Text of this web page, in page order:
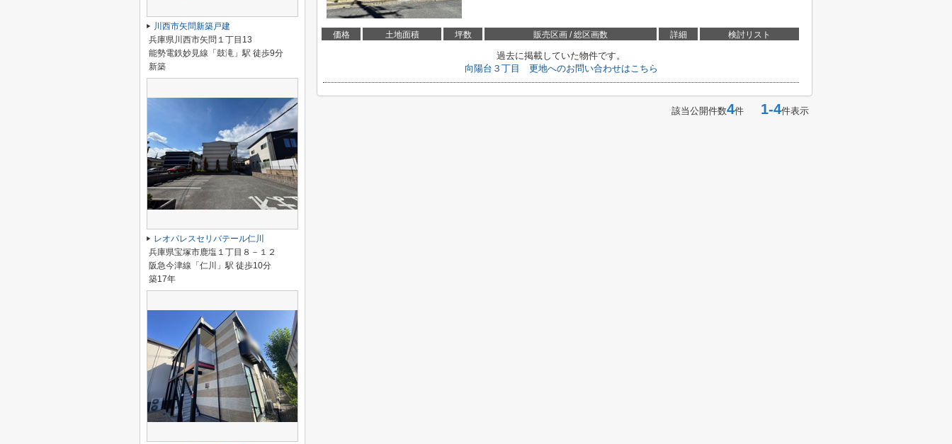
価格 土地面積 坪数 販売区画 / 総区画数 詳細 検討リスト
過去に掲載していた物件です。
向陽台３丁目 更地へのお問い合わせはこちら
該当公開件数4件 1-4件表示
川西市矢問新築戸建
兵庫県川西市矢問１丁目13
能勢電鉄妙見線「鼓滝」駅 徒歩9分
新築
レオパレスセリバテール仁川
兵庫県宝塚市鹿塩１丁目８－１２
阪急今津線「仁川」駅 徒歩10分
築17年